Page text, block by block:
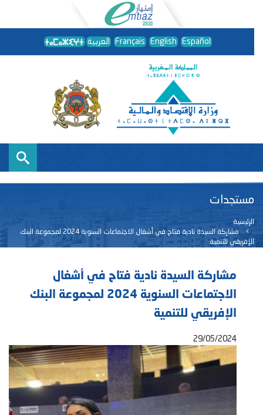
العربية Français English Español
مستجدات
الرئيسية
مشاركة السيدة نادية فتاح في أشغال الاجتماعات السنوية 2024 لمجموعة البنك
الإفريقي للتنمية
مشاركة السيدة نادية فتاح في أشغال
الاجتماعات السنوية 2024 لمجموعة البنك
الإفريقي للتنمية
29/05/2024